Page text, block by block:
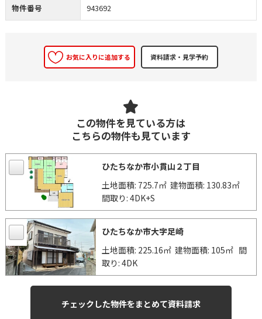
物件番号 943692
お気に入りに追加する
この物件を見ている方は
こちらの物件も見ています
ひたちなか市小貫山２丁目
土地面積: 725.7㎡建物面積: 130.83㎡
間取り: 4DK+S
ひたちなか市大字足崎
土地面積: 225.16㎡建物面積: 105㎡ 間
取り: 4DK